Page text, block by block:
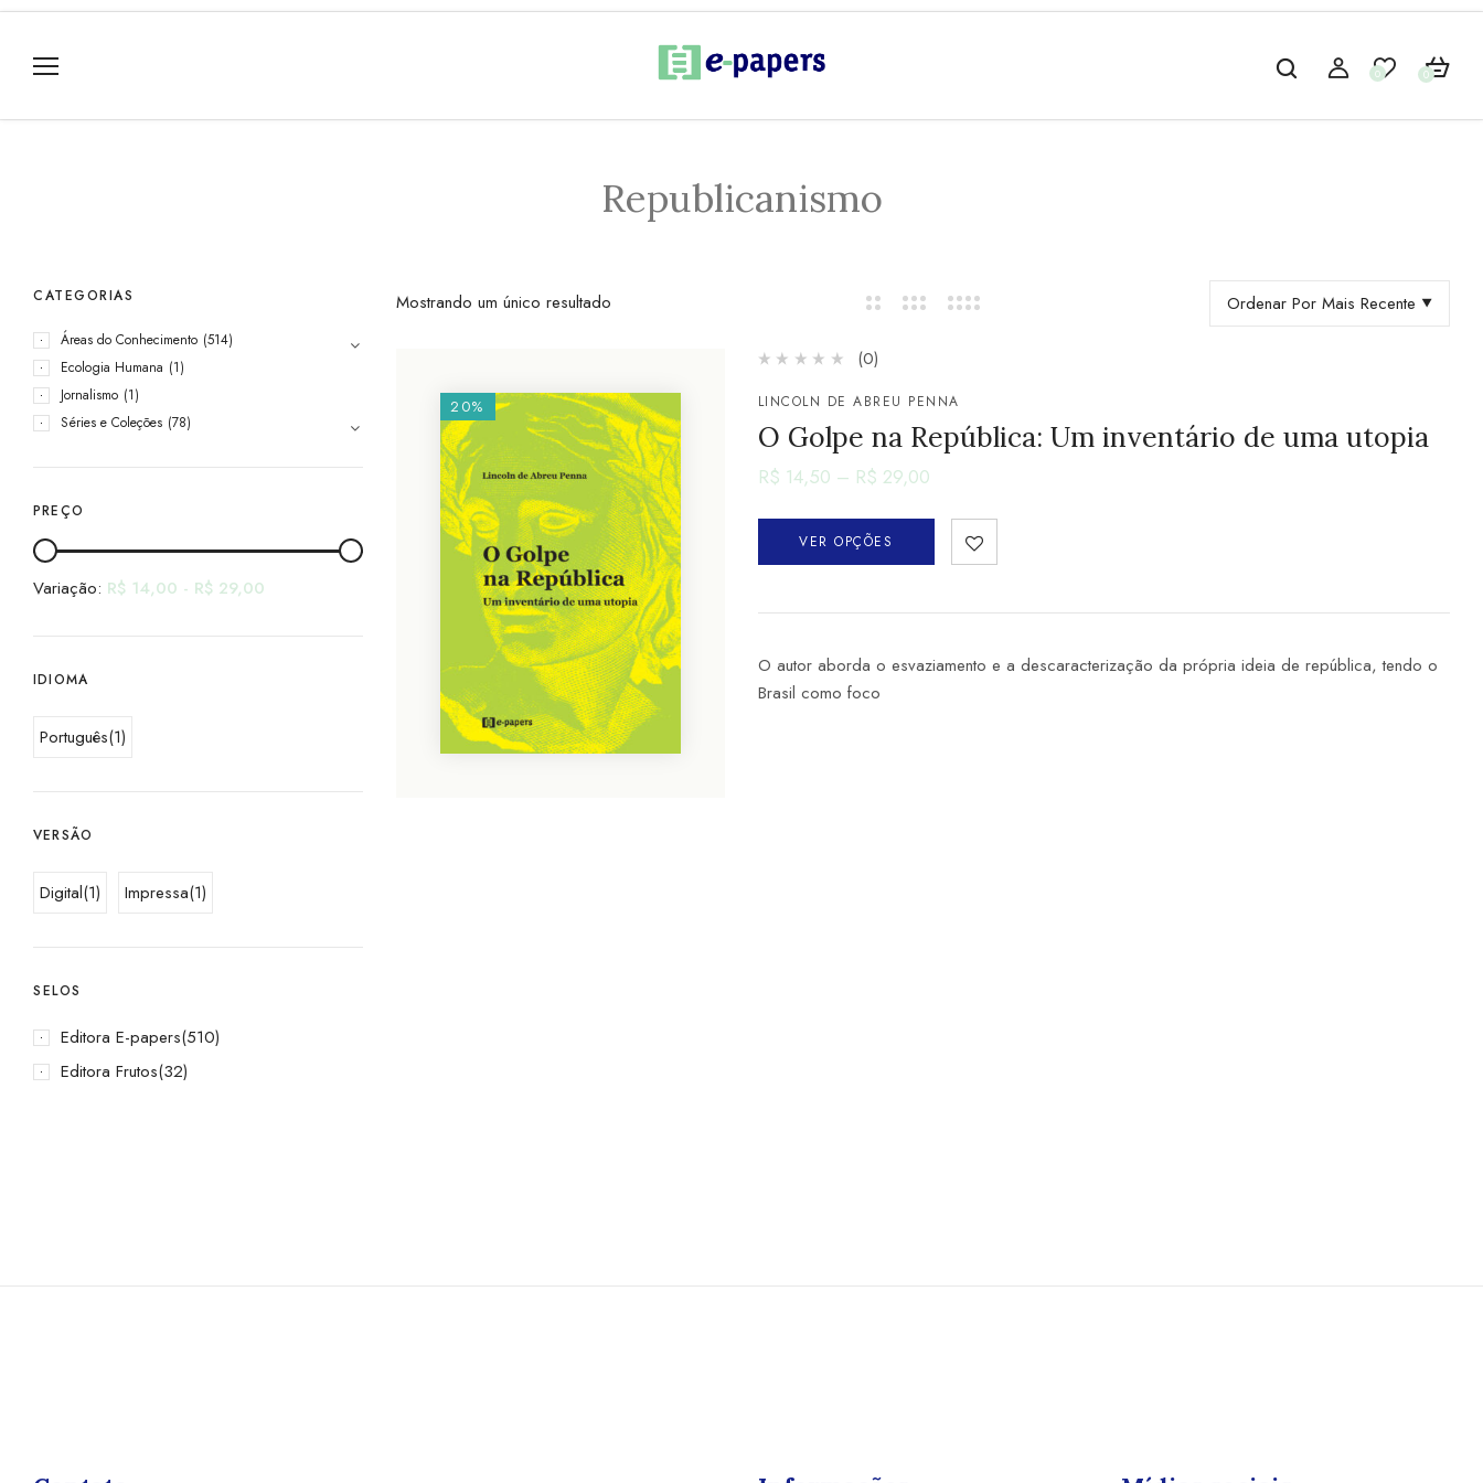
0 0
Republicanismo
CATEGORIAS
Áreas do Conhecimento (514)
Ecologia Humana (1)
Jornalismo (1)
Séries e Coleções (78)
PREÇO
Variação: R$ 14,00 - R$ 29,00
IDIOMA
Português(1)
VERSÃO
Digital(1) Impressa(1)
SELOS
Editora E-papers(510)
Editora Frutos(32)
Mostrando um único resultado Ordenar Por Mais Recente
20%
(0)
LINCOLN DE ABREU PENNA
O Golpe na República: Um inventário de uma utopia
R$ 14,50 – R$ 29,00
VER OPÇÕES
O autor aborda o esvaziamento e a descaracterização da própria ideia de república, tendo o
Brasil como foco